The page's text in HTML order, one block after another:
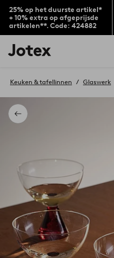
25% op het duurste artikel*
+ 10% extra op afgeprijsde
artikelen**. Code: 424882
Jotex
logo
to
home
page
Terug
Keuken & tafellinnen Glaswerk